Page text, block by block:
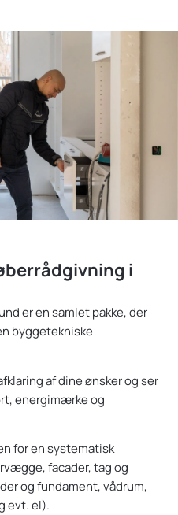
i
er en samlet pakke, der
byggetekniske
af dine ønsker og ser
energimærke og
for en systematisk
facader, tag og
og fundament, vådrum,
evt. el).